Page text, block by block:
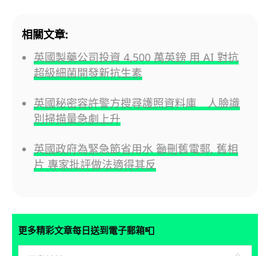
相關文章:
英國製藥公司投資 4,500 萬英鎊 用 AI 對抗
超級細菌開發新抗生素
英國秘密容許警方搜尋護照資料庫 人臉識
別掃描量急劇上升
英國政府為緊急節省用水 籲刪舊電郵, 舊相
片 專家批評做法適得其反
更多精彩文章每日送到電子郵箱📮